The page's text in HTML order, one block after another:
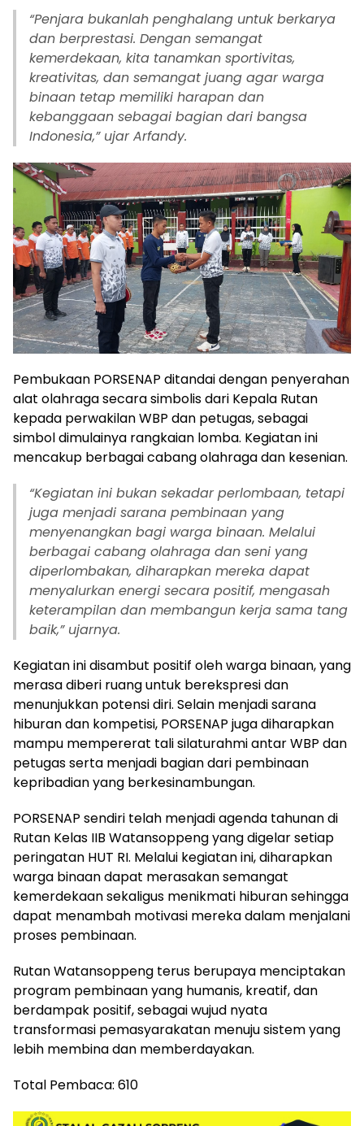
“Penjara bukanlah penghalang untuk berkarya
dan berprestasi. Dengan semangat
kemerdekaan, kita tanamkan sportivitas,
kreativitas, dan semangat juang agar warga
binaan tetap memiliki harapan dan
kebanggaan sebagai bagian dari bangsa
Indonesia,” ujar Arfandy.
Pembukaan PORSENAP ditandai dengan penyerahan
alat olahraga secara simbolis dari Kepala Rutan
kepada perwakilan WBP dan petugas, sebagai
simbol dimulainya rangkaian lomba. Kegiatan ini
mencakup berbagai cabang olahraga dan kesenian.
“Kegiatan ini bukan sekadar perlombaan, tetapi
juga menjadi sarana pembinaan yang
menyenangkan bagi warga binaan. Melalui
berbagai cabang olahraga dan seni yang
diperlombakan, diharapkan mereka dapat
menyalurkan energi secara positif, mengasah
keterampilan dan membangun kerja sama tang
baik,” ujarnya.
Kegiatan ini disambut positif oleh warga binaan, yang
merasa diberi ruang untuk berekspresi dan
menunjukkan potensi diri. Selain menjadi sarana
hiburan dan kompetisi, PORSENAP juga diharapkan
mampu mempererat tali silaturahmi antar WBP dan
petugas serta menjadi bagian dari pembinaan
kepribadian yang berkesinambungan.
PORSENAP sendiri telah menjadi agenda tahunan di
Rutan Kelas IIB Watansoppeng yang digelar setiap
peringatan HUT RI. Melalui kegiatan ini, diharapkan
warga binaan dapat merasakan semangat
kemerdekaan sekaligus menikmati hiburan sehingga
dapat menambah motivasi mereka dalam menjalani
proses pembinaan.
Rutan Watansoppeng terus berupaya menciptakan
program pembinaan yang humanis, kreatif, dan
berdampak positif, sebagai wujud nyata
transformasi pemasyarakatan menuju sistem yang
lebih membina dan memberdayakan.
Total Pembaca: 610